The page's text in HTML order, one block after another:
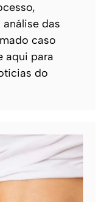
das
caso
aqui para
do